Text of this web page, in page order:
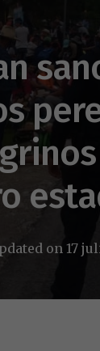
on 17